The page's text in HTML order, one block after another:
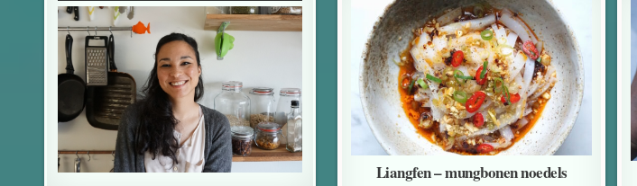
Liangfen – mungbonen noedels